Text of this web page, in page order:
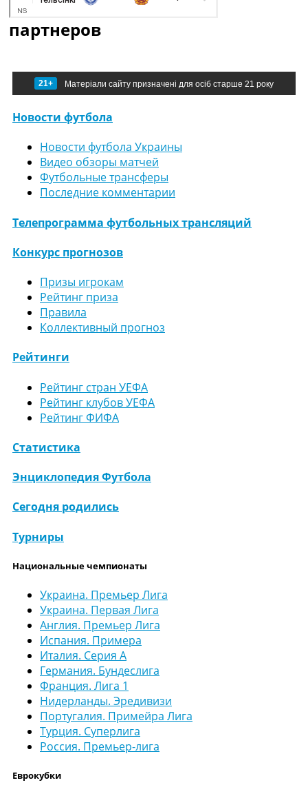
партнеров
21+ Матеріали сайту призначені для осіб старше 21 року
Новости футбола
Новости футбола Украины
Видео обзоры матчей
Футбольные трансферы
Последние комментарии
Телепрограмма футбольных трансляций
Конкурс прогнозов
Призы игрокам
Рейтинг приза
Правила
Коллективный прогноз
Рейтинги
Рейтинг стран УЕФА
Рейтинг клубов УЕФА
Рейтинг ФИФА
Статистика
Энциклопедия Футбола
Сегодня родились
Турниры
Национальные чемпионаты
Украина. Премьер Лига
Украина. Первая Лига
Англия. Премьер Лига
Испания. Примера
Италия. Серия А
Германия. Бундеслига
Франция. Лига 1
Нидерланды. Эредивизи
Португалия. Примейра Лига
Турция. Суперлига
Россия. Премьер-лига
Еврокубки